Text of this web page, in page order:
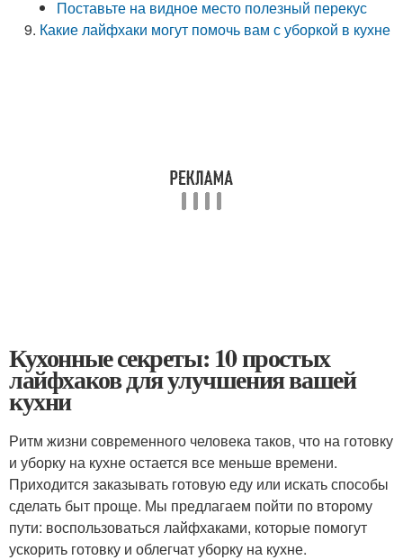
Поставьте на видное место полезный перекус
Какие лайфхаки могут помочь вам с уборкой в кухне
Кухонные секреты: 10 простых
лайфхаков для улучшения вашей
кухни
Ритм жизни современного человека таков, что на готовку
и уборку на кухне остается все меньше времени.
Приходится заказывать готовую еду или искать способы
сделать быт проще. Мы предлагаем пойти по второму
пути: воспользоваться лайфхаками, которые помогут
ускорить готовку и облегчат уборку на кухне.